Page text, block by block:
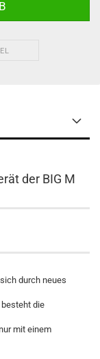
der BIG M
durch neues
besteht die
mit einem